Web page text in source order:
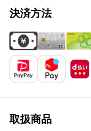
決済方法
取扱商品